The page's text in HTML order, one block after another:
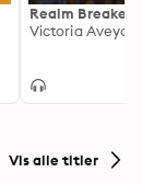
Realm Breaker
Victoria
Vis alle titler